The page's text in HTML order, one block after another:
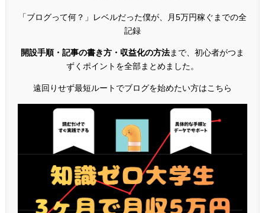
「ブログって何？」レベルだった僕が、月5万円稼ぐまでの全
記録
開設手順・記事の書き方・収益化の方法まで、初心者がつま
ずくポイントを全部まとめました。
遠回りせず最短ルートでブログを始めたい方はこちら